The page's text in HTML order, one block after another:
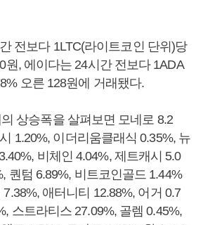
전보다 1LTC(라이트코인 단위)당
원, 에이다는 24시간 전보다 1ADA
오른 128원에 거래됐다.
상승폭을 살펴보면 모네로 8.2
1.20%, 이더리움클래식 0.35%, 뉴
비체인 4.04%, 제트캐시 5.0
퀀텀 6.89%, 비트코인골드 1.44%
애터니티 12.88%, 어거 0.7
스트라티스 27.09%, 골렘 0.45%,